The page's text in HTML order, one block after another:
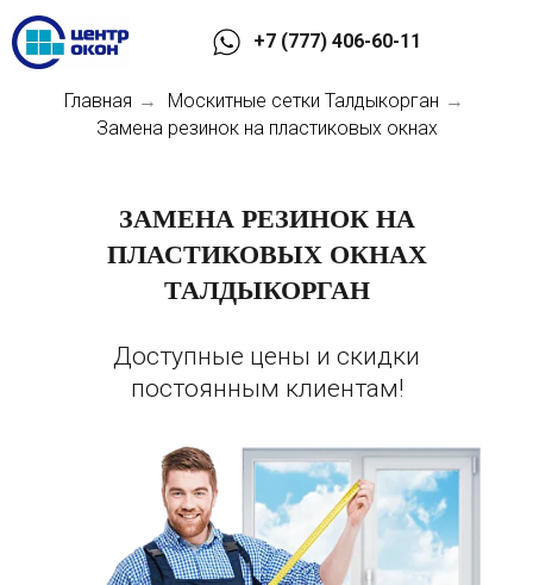
+7 (777) 406-60-11
Главная → Москитные сетки Талдыкорган →
Замена резинок на пластиковых окнах
ЗАМЕНА РЕЗИНОК НА
ПЛАСТИКОВЫХ ОКНАХ
ТАЛДЫКОРГАН
Доступные цены и скидки
постоянным клиентам!